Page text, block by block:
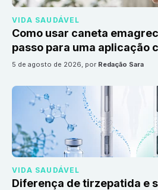
VIDA SAUDÁVEL
Como usar caneta
passo para uma aplicação
5 de agosto de 2026, por Redação Sara
VIDA SAUDÁVEL
Diferença de tirzepatida e